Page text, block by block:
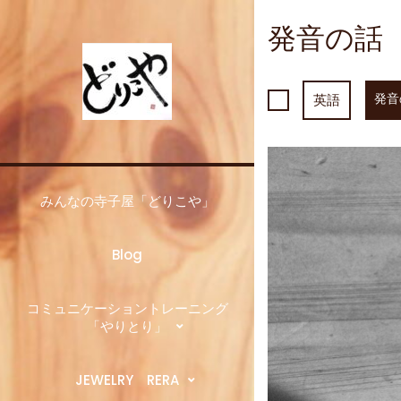
みんなの寺子屋「どりこや」
Blog
コミュニケーショントレーニング
「やりとり」
JEWELRY RERA
発音の話
英語 発